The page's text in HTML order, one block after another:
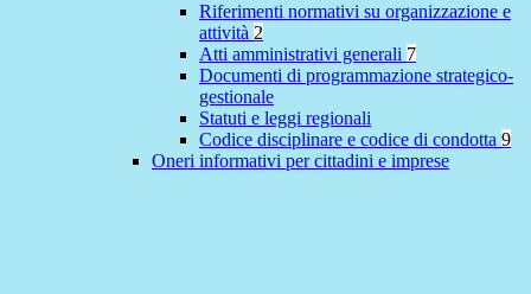
Riferimenti normativi su organizzazione e
attività 2
Atti amministrativi generali 7
Documenti di programmazione strategico-
gestionale
Statuti e leggi regionali
Codice disciplinare e codice di condotta 9
Oneri informativi per cittadini e imprese